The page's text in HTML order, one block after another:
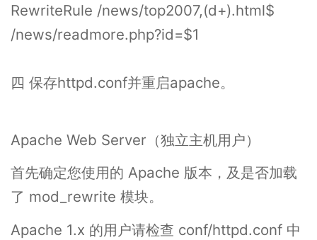
RewriteRule /news/top2007,(d+).html$
/news/readmore.php?id=$1
四 保存httpd.conf并重启apache。
Apache Web Server（独立主机用户）
首先确定您使用的 Apache 版本，及是否加载
了 mod_rewrite 模块。
Apache 1.x 的用户请检查 conf/httpd.conf 中